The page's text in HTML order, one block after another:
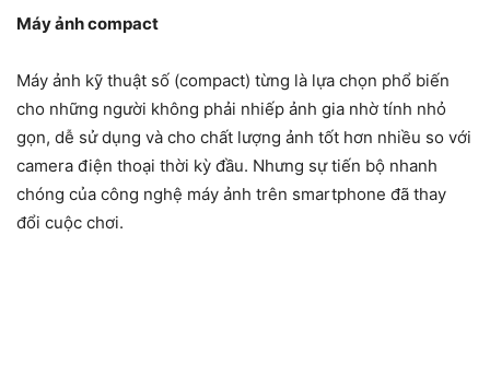
Máy ảnh compact
Máy ảnh kỹ thuật số (compact) từng là lựa chọn phổ biến
cho những người không phải nhiếp ảnh gia nhờ tính nhỏ
gọn, dễ sử dụng và cho chất lượng ảnh tốt hơn nhiều so với
camera điện thoại thời kỳ đầu. Nhưng sự tiến bộ nhanh
chóng của công nghệ máy ảnh trên smartphone đã thay
đổi cuộc chơi.